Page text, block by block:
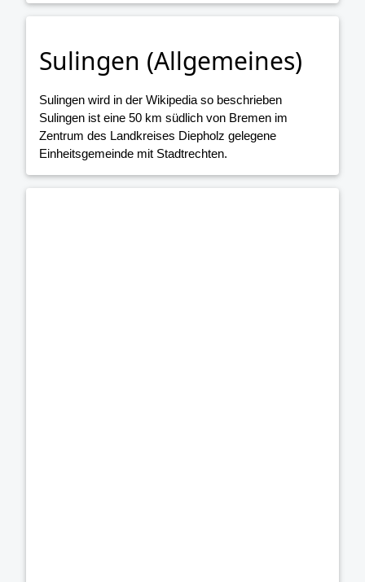
Sulingen (Allgemeines)
Sulingen wird in der Wikipedia so beschrieben
Sulingen ist eine 50 km südlich von Bremen im
Zentrum des Landkreises Diepholz gelegene
Einheitsgemeinde mit Stadtrechten.